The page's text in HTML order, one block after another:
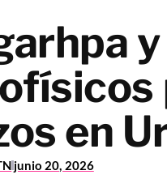
en
junio 20, 2026